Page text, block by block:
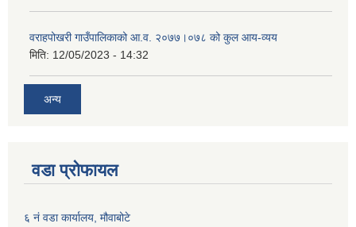
वराहपोखरी गाउँपालिकाको आ.व. २०७७।०७८ को कुल आय-व्यय
मिति: 12/05/2023 - 14:32
अन्य
वडा प्रोफायल
६ नं वडा कार्यालय, मौवाबोटे